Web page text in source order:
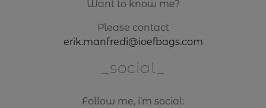
Want to know me?
Please contact
erik.manfredi@ioefbags.com
social
Follow me, i’m social: